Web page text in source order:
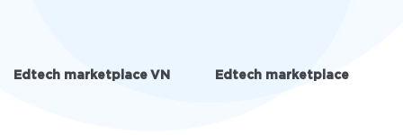
Edtech marketplace VN Edtech marketplace